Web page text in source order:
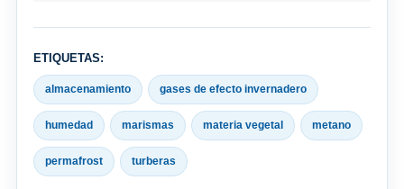
ETIQUETAS:
almacenamiento gases de efecto invernadero
humedad marismas materia vegetal metano
permafrost turberas